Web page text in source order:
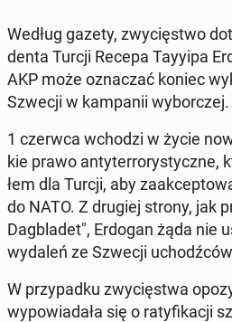
Według gazety, zwy­cię­stwo
den­ta Turcji Recepa Tayyipa
AKP może ozna­czać koniec
Szwecji w kam­pa­nii wy­bor­czej.
1 czerwca wchodzi w życie
kie prawo an­ty­ter­ro­ry­stycz­ne,
łem dla Turcji, aby
do NATO. Z drugiej strony, jak
Dag­bla­det", Erdogan żąda nie
wydaleń ze Szwecji
W przy­pad­ku zwy­cię­stwa
wy­po­wia­da­ła się o ra­ty­fi­ka­cji